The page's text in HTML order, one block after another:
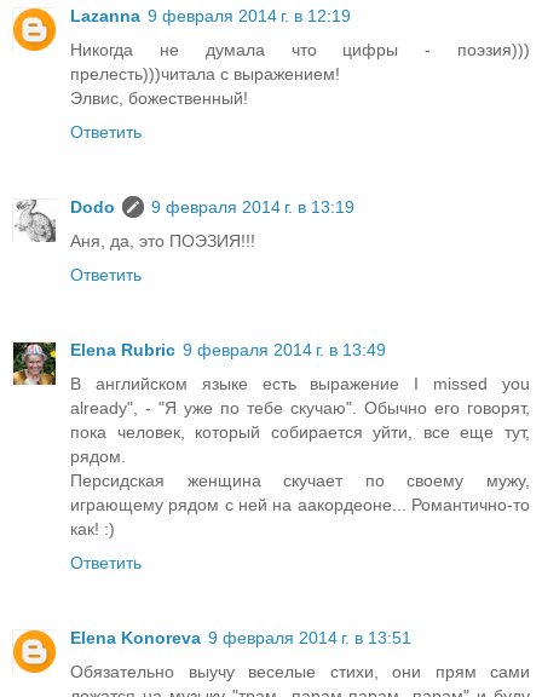
Lazanna 9 февраля 2014 г. в 12:19
Никогда не думала что цифры - поэзия)))
прелесть)))читала с выражением!
Элвис, божественный!
Ответить
Dodo
9 февраля 2014 г. в 13:19
Аня, да, это ПОЭЗИЯ!!!
Ответить
Elena Rubric 9 февраля 2014 г. в 13:49
В английском языке есть выражение I missed you
already", - "Я уже по тебе скучаю". Обычно его говорят,
пока человек, который собирается уйти, все еще тут,
рядом.
Персидская женщина скучает по своему мужу,
играющему рядом с ней на аакордеоне... Романтично-то
как! :)
Ответить
Elena Konoreva 9 февраля 2014 г. в 13:51
Обязательно выучу веселые стихи, они прям сами